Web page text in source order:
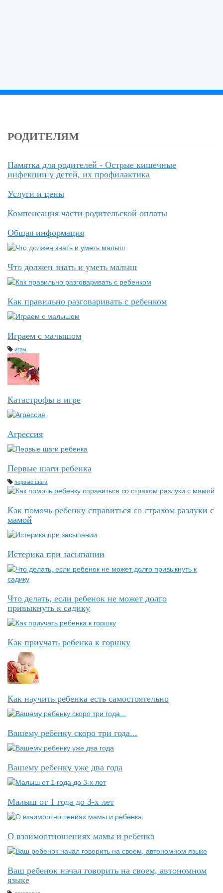
РОДИТЕЛЯМ
Памятка для родителей - Острые кишечные
инфекции у детей, их профилактика
Услуги и цены
Компенсация части родительской оплаты
Общая информация
Что должен знать и уметь малыш
Как правильно разговаривать с ребенком
Играем с малышом
игры
Катастрофы в игре
Агрессия
Первые шаги ребенка
первые шаги
Как помочь ребенку справиться со страхом разлуки с
мамой
Истерика при засыпании
Что делать, если ребенок не может долго
привыкнуть к садику
Как приучать ребенка к горшку
Как научить ребенка есть самостоятельно
Вашему ребенку скоро три года...
Вашему ребенку уже два года
Малыш от 1 года до 3-х лет
О взаимоотношениях мамы и ребенка
Ваш ребенок начал говорить на своем, автономном
языке